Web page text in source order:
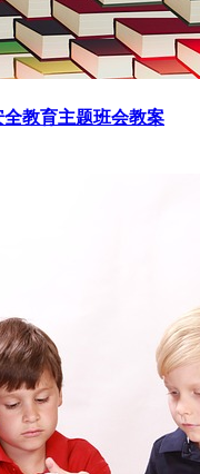
教育主题班会教案